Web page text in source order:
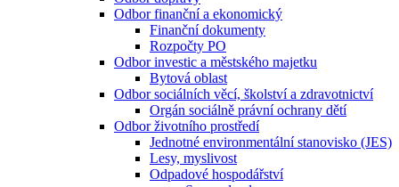
Odbor finanční a ekonomický
Finanční dokumenty
Rozpočty PO
Odbor investic a městského majetku
Bytová oblast
Odbor sociálních věcí, školství a zdravotnictví
Orgán sociálně právní ochrany dětí
Odbor životního prostředí
Jednotné environmentální stanovisko (JES)
Lesy, myslivost
Odpadové hospodářství